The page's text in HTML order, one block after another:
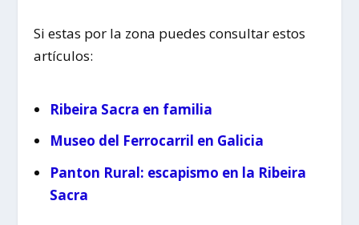
Si estas por la zona puedes consultar estos
artículos:
Ribeira Sacra en familia
Museo del Ferrocarril en Galicia
Panton Rural: escapismo en la Ribeira
Sacra